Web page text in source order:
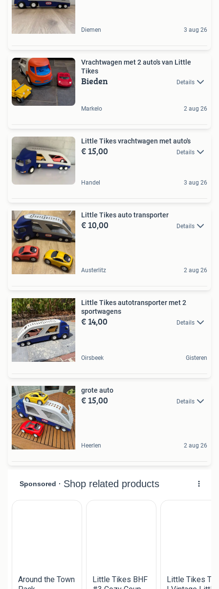
Diemen 3 aug 26
Vrachtwagen met 2 auto's van Little
Tikes
Bieden Details
Markelo 2 aug 26
Little Tikes vrachtwagen met auto's
€ 15,00 Details
Handel 3 aug 26
Little Tikes auto transporter
€ 10,00 Details
Austerlitz 2 aug 26
Little Tikes autotransporter met 2
sportwagens
€ 14,00 Details
Oirsbeek Gisteren
grote auto
€ 15,00 Details
Heerlen 2 aug 26